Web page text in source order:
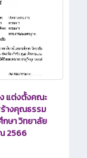
แต่งตั้งคณะ
ร้างคุณธรรม
ษา วิทยาลัย
2566